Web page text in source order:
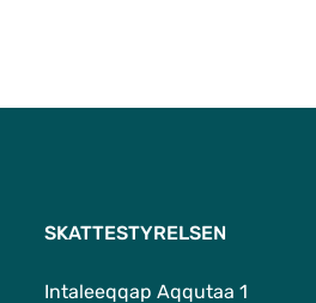
SKATTESTYRELSEN
Intaleeqqap Aqqutaa 1